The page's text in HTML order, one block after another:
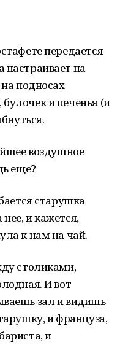
передается
настраивает на
подносах
и печенья (и
воздушное
еще?
старушка
и кажется,
к нам на чай.
столиками,
И вот
зал и видишь
и француза,
и